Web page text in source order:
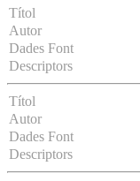
Títol
Autor
Dades Font
Descriptors
Títol
Autor
Dades Font
Descriptors